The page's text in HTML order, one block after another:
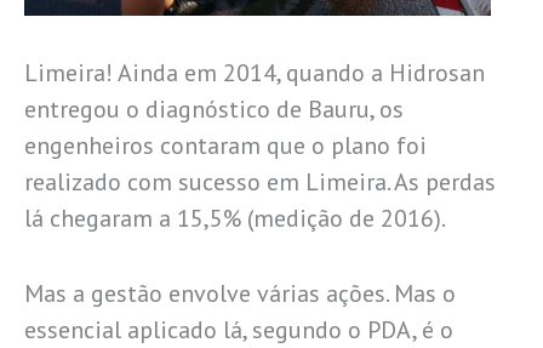
Limeira! Ainda em 2014, quando a Hidrosan
entregou o diagnóstico de Bauru, os
engenheiros contaram que o plano foi
realizado com sucesso em Limeira. As perdas
lá chegaram a 15,5% (medição de 2016).
Mas a gestão envolve várias ações. Mas o
essencial aplicado lá, segundo o PDA, é o